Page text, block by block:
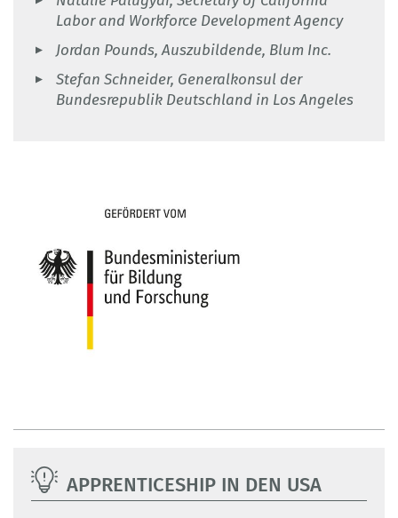
Labor and Workforce Development Agency
Jordan Pounds, Auszubildende, Blum Inc.
Stefan Schneider, Generalkonsul der
Bundesrepublik Deutschland in Los Angeles
APPRENTICESHIP IN DEN USA